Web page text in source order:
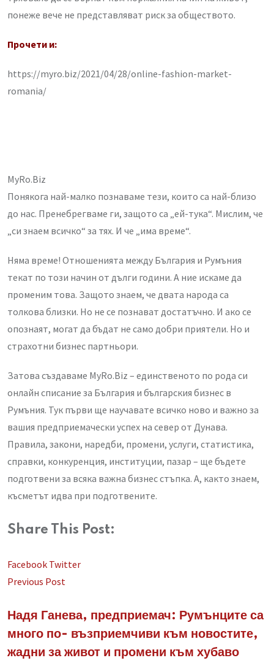
понеже вече не представляват риск за обществото.
Прочети и:
https://myro.biz/2021/04/28/online-fashion-market-
romania/
MyRo.Biz
Понякога най-малко познаваме тези, които са най-близо
до нас. Пренебрегваме ги, защото са „ей-тука“. Мислим, че
„си знаем всичко“ за тях. И че „има време“.
Няма време! Отношенията между България и Румъния
текат по този начин от дълги години. А ние искаме да
променим това. Защото знаем, че двата народа са
толкова близки. Но не се познават достатъчно. И ако се
опознаят, могат да бъдат не само добри приятели. Но и
страхотни бизнес партньори.
Затова създаваме MyRo.Biz – единственото по рода си
онлайн списание за България и българския бизнес в
Румъния. Тук първи ще научавате всичко ново и важно за
вашия предприемачески успех на север от Дунава.
Правила, закони, наредби, промени, услуги, статистика,
справки, конкуренция, институции, пазар – ще бъдете
подготвени за всяка важна бизнес стъпка. А, както знаем,
късметът идва при подготвените.
Share This Post:
Facebook TwitterLinkedIn
Whatsapp
Share
Previous Post
Надя Ганева, предприемач: Румънците са
много по- възприемчиви към новостите,
жадни за живот и промени към хубаво